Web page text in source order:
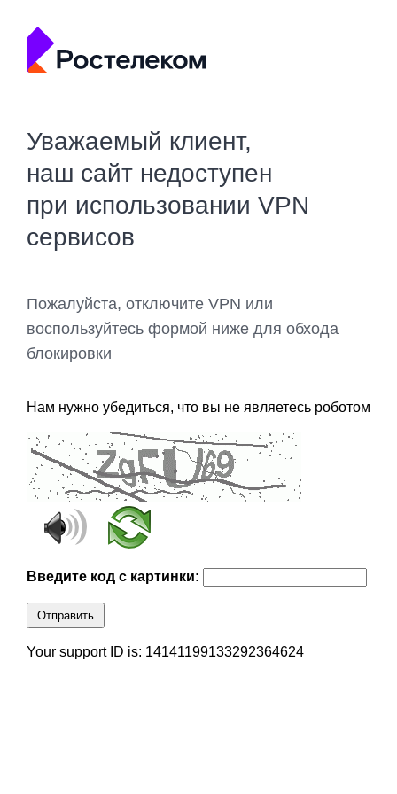
Уважаемый клиент,
наш сайт недоступен
при использовании VPN
сервисов
Пожалуйста, отключите VPN или
воспользуйтесь формой ниже для обхода
блокировки
Нам нужно убедиться, что вы не являетесь роботом
Введите код с картинки:
Отправить
Your support ID is: 14141199133292364624